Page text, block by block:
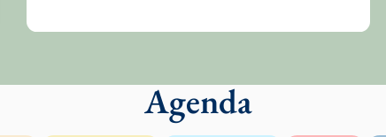
Agenda